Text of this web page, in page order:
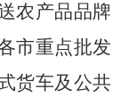
农产品品牌
市重点批发
货车及公共